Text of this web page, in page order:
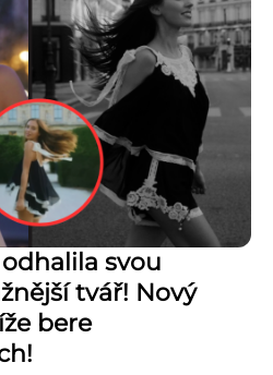
svou
tvář! Nový
bere